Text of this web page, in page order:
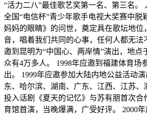
“活力二八”最佳歌艺奖第一名、第三名。
全国“电信杯”青少年歌手电视大奖赛中脱
妈妈的眼睛》的问世，奠定具在歌坛地位
音，唱着我们共同的心事，任何人都无法
邀到昆明为“中国心、两岸情”演出，地点
众有4万多人。 1998年应邀到福建体育场
出。 1999年应邀参加大陆内地公益活动
东、哈尔滨、湖南、广东、江西、江苏、
投入话剧《夏天的记忆》与苏有朋首次合
育馆首演，当晚爆满，广受好评。 2000